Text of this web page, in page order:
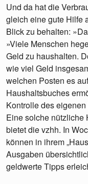
Und da hat die
gleich eine gute Hilfe
Blick zu behalten:
»Viele Menschen
Geld zu haushalten.
wie viel Geld
welchen Posten es
Haushaltsbuches
Kontrolle des
Eine solche nützliche
bietet die vzhh. In
können in ihrem
Ausgaben
geldwerte Tipps